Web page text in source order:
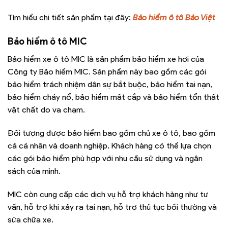
Tìm hiểu chi tiết sản phẩm tại đây: Bảo hiểm ô tô Bảo Việt
Bảo hiểm ô tô MIC
Bảo hiểm xe ô tô MIC là sản phẩm bảo hiểm xe hơi của
Công ty Bảo hiểm MIC. Sản phẩm này bao gồm các gói
bảo hiểm trách nhiệm dân sự bắt buộc, bảo hiểm tai nạn,
bảo hiểm cháy nổ, bảo hiểm mất cắp và bảo hiểm tổn thất
vật chất do va chạm.
Đối tượng được bảo hiểm bao gồm chủ xe ô tô, bao gồm
cả cá nhân và doanh nghiệp. Khách hàng có thể lựa chọn
các gói bảo hiểm phù hợp với nhu cầu sử dụng và ngân
sách của mình.
MIC còn cung cấp các dịch vụ hỗ trợ khách hàng như tư
vấn, hỗ trợ khi xảy ra tai nạn, hỗ trợ thủ tục bồi thường và
sửa chữa xe.